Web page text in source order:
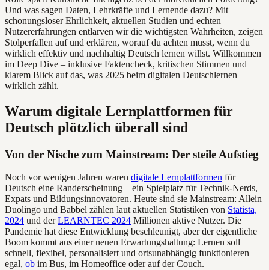
Und was sagen Daten, Lehrkräfte und Lernende dazu? Mit
schonungsloser Ehrlichkeit, aktuellen Studien und echten
Nutzererfahrungen entlarven wir die wichtigsten Wahrheiten, zeigen
Stolperfallen auf und erklären, worauf du achten musst, wenn du
wirklich effektiv und nachhaltig Deutsch lernen willst. Willkommen
im Deep Dive – inklusive Faktencheck, kritischen Stimmen und
klarem Blick auf das, was 2025 beim digitalen Deutschlernen
wirklich zählt.
Warum digitale Lernplattformen für
Deutsch plötzlich überall sind
Von der Nische zum Mainstream: Der steile Aufstieg
Noch vor wenigen Jahren waren digitale Lernplattformen für
Deutsch eine Randerscheinung – ein Spielplatz für Technik-Nerds,
Expats und Bildungsinnovatoren. Heute sind sie Mainstream: Allein
Duolingo und Babbel zählen laut aktuellen Statistiken von Statista,
2024 und derLEARNTEC 2024 Millionen aktive Nutzer. Die
Pandemie hat diese Entwicklung beschleunigt, aber der eigentliche
Boom kommt aus einer neuen Erwartungshaltung: Lernen soll
schnell, flexibel, personalisiert und ortsunabhängig funktionieren –
egal, ob im Bus, im Homeoffice oder auf der Couch.